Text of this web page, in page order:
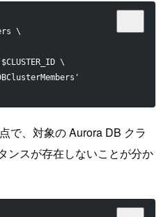
\
\
で、対象の Aurora DB クラ
ンスが存在しないことが分か